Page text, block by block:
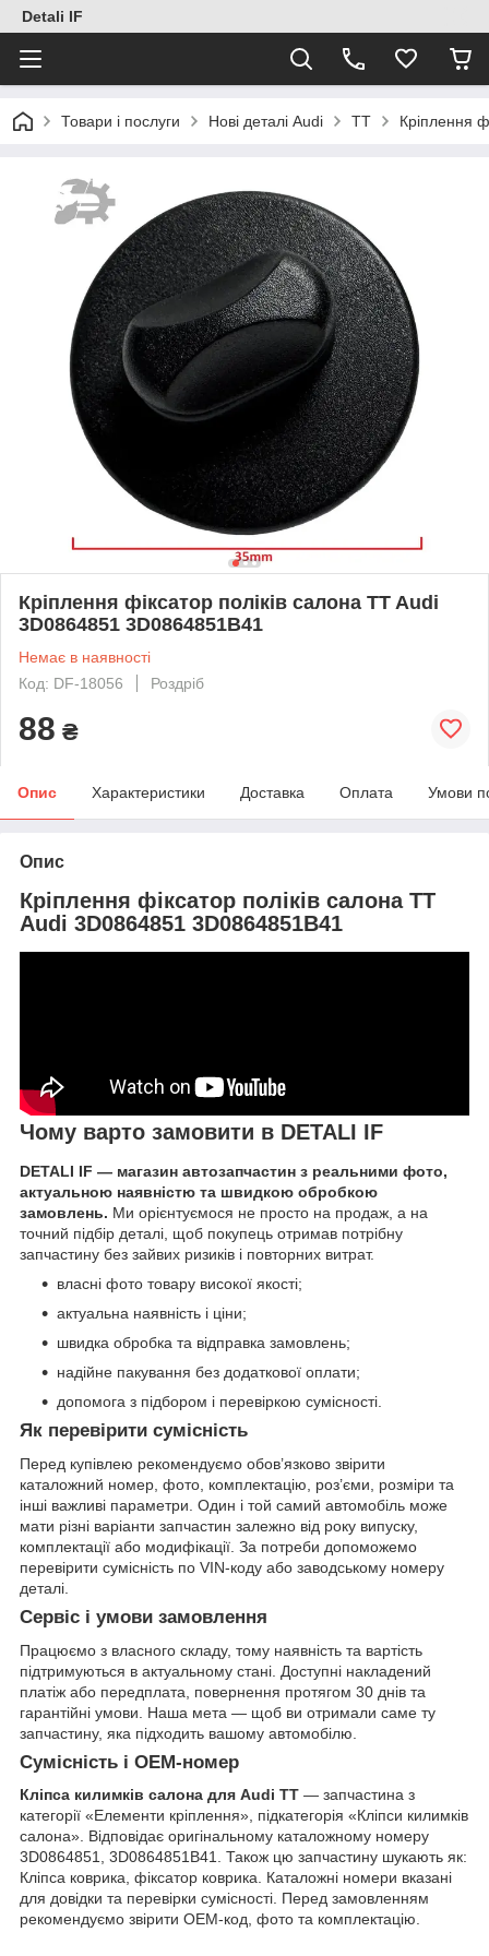
Detali IF
Товари і послуги Нові деталі Audi TT Кріплення
Кріплення фіксатор поліків салона TT Audi
3D0864851 3D0864851B41
Немає в наявності
Код: DF-18056
Роздріб
88 ₴
Опис Характеристики Доставка Оплата Умови
Опис
Кріплення фіксатор поліків салона TT
Audi 3D0864851 3D0864851B41
Чому варто замовити в DETALI IF
DETALI IF — магазин автозапчастин з реальними фото,
актуальною наявністю та швидкою обробкою
замовлень. Ми орієнтуємося не просто на продаж, а на
точний підбір деталі, щоб покупець отримав потрібну
запчастину без зайвих ризиків і повторних витрат.
власні фото товару високої якості;
актуальна наявність і ціни;
швидка обробка та відправка замовлень;
надійне пакування без додаткової оплати;
допомога з підбором і перевіркою сумісності.
Як перевірити сумісність
Перед купівлею рекомендуємо обов’язково звірити
каталожний номер, фото, комплектацію, роз’єми, розміри та
інші важливі параметри. Один і той самий автомобіль може
мати різні варіанти запчастин залежно від року випуску,
комплектації або модифікації. За потреби допоможемо
перевірити сумісність по VIN-коду або заводському номеру
деталі.
Сервіс і умови замовлення
Працюємо з власного складу, тому наявність та вартість
підтримуються в актуальному стані. Доступні накладений
платіж або передплата, повернення протягом 30 днів та
гарантійні умови. Наша мета — щоб ви отримали саме ту
запчастину, яка підходить вашому автомобілю.
Сумісність і OEM-номер
Кліпса килимків салона для Audi TT — запчастина з
категорії «Елементи кріплення», підкатегорія «Кліпси килимків
салона». Відповідає оригінальному каталожному номеру
3D0864851, 3D0864851B41. Також цю запчастину шукають як:
Кліпса коврика, фіксатор коврика. Каталожні номери вказані
для довідки та перевірки сумісності. Перед замовленням
рекомендуємо звірити OEM-код, фото та комплектацію.